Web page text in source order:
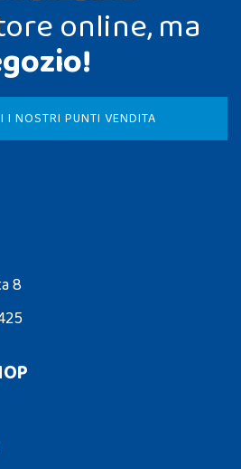
online, ma
I NOSTRI PUNTI VENDITA
8